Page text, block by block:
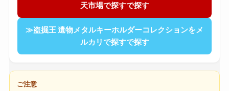
天市場で探すで探す
≫盗掘王 遺物メタルキーホルダーコレクションをメ
ルカリで探すで探す
ご注意